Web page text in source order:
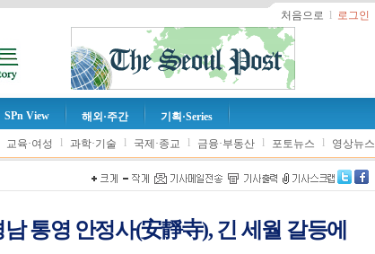
처음으로 l 로그인
SPn View 해외·주간 기획·Series
교육·여성 l 과학·기술 l 국제·종교 l 금융·부동산 l 포토뉴스 l 영상뉴스
통영 안정사(安靜寺), 긴 세월 갈등에